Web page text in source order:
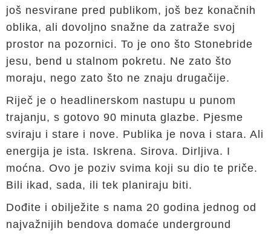
još nesvirane pred publikom, još bez konačnih
oblika, ali dovoljno snažne da zatraže svoj
prostor na pozornici. To je ono što Stonebride
jesu, bend u stalnom pokretu. Ne zato što
moraju, nego zato što ne znaju drugačije.
Riječ je o headlinerskom nastupu u punom
trajanju, s gotovo 90 minuta glazbe. Pjesme
sviraju i stare i nove. Publika je nova i stara. Ali
energija je ista. Iskrena. Sirova. Dirljiva. I
moćna. Ovo je poziv svima koji su dio te priče.
Bili ikad, sada, ili tek planiraju biti.
Dođite i obilježite s nama 20 godina jednog od
najvažnijih bendova domaće underground